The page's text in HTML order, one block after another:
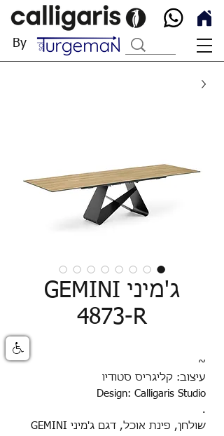
By
ג'מיני GEMINI
4873-R
~
עיצוב: קליגריס סטודיו
Design: Calligaris Studio
.
שולחן, פינת אוכל, דגם ג'מיני GEMINI